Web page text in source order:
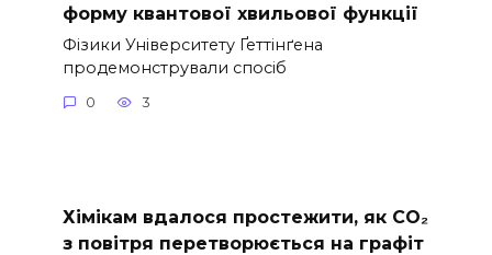
форму квантової хвильової функції
Фізики Університету Ґеттінґена
продемонстрували спосіб
0 3
Хімікам вдалося простежити, як CO₂
з повітря перетворюється на графіт